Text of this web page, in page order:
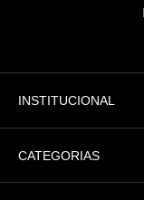
INSTITUCIONAL
CATEGORIAS